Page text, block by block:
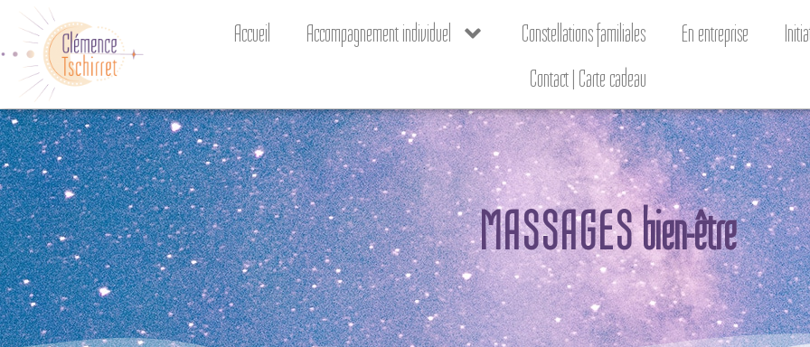
Accueil Accompagnement individuel Constellations familiales En entreprise
Contact | Carte cadeau
MASSAGESbien-être